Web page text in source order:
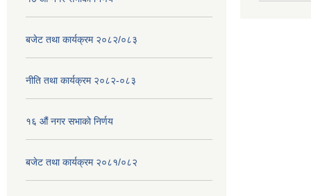
बजेट तथा कार्यक्रम २०८२/०८३
नीति तथा कार्यक्रम २०८२-०८३
१६ ‌औं नगर सभाकाे निर्णय
बजेट तथा कार्यक्रम २०८१/०८२